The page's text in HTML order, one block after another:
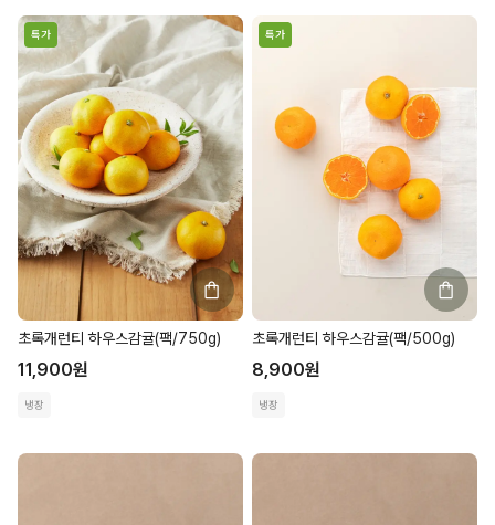
특가
초록개런티 하우스감귤(팩/750g)
11,900원
냉장
특가
초록개런티 하우스감귤(팩/500g)
8,900원
냉장